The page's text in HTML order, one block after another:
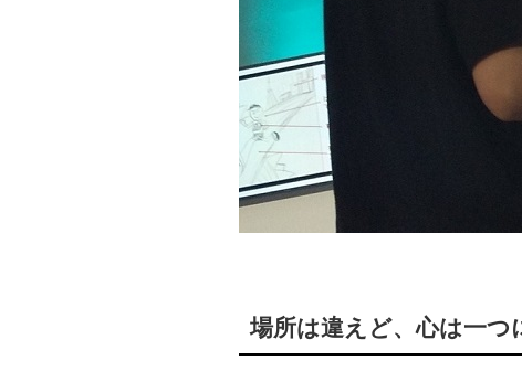
場所は違えど、心は一つ